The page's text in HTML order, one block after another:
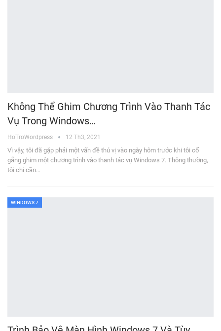
Không Thể Ghim Chương Trình Vào Thanh Tác
Vụ Trong Windows…
HoTroWordpress 12 Th3, 2021
Vì vậy, tôi đã gặp phải một vấn đề thú vị vào ngày hôm trước khi tôi cố
gắng ghim một chương trình vào thanh tác vụ Windows 7. Thông thường,
tôi chỉ cần…
WINDOWS 7